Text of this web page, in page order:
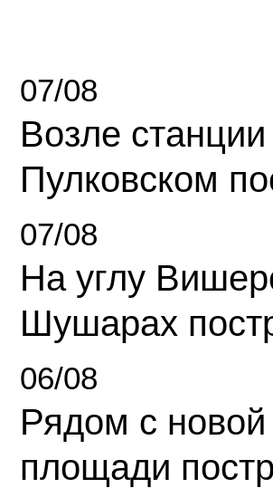
07/08
Возле
Пулковском
07/08
На углу
Шушарах
06/08
Рядом с
площади